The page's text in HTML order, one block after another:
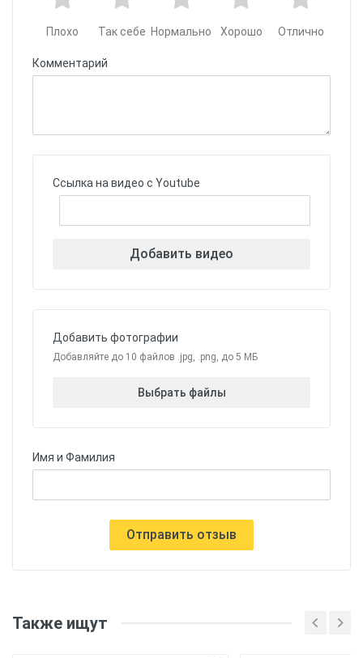
Плохо Так себе Нормально Хорошо Отлично
Комментарий
Ссылка на видео с Youtube
Добавить видео
Добавить фотографии
Добавляйте до 10 файлов .jpg, .png, до 5 МБ
Выбрать файлы
Имя и Фамилия
Отправить отзыв
Также ищут